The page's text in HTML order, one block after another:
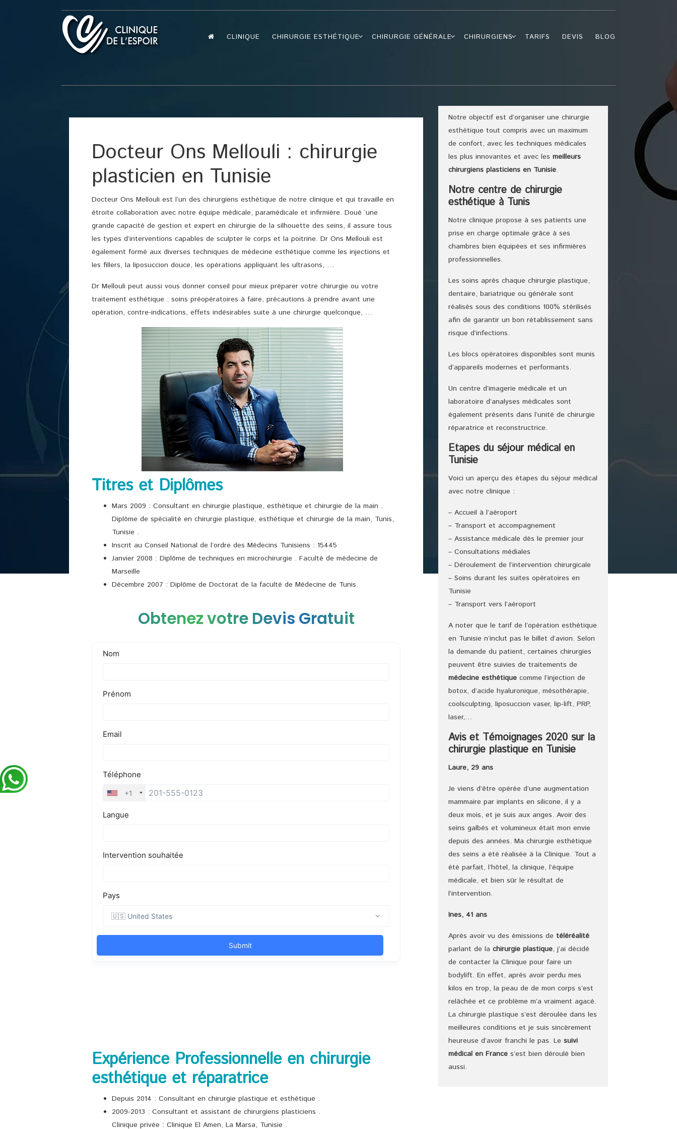
CLINIQUE CHIRURGIE ESTHÉTIQUE CHIRURGIE GÉNÉRALE CHIRURGIENS TARIFS DEVIS BLOG
Docteur Ons Mellouli : chirurgie
plasticien en Tunisie
Docteur Ons Mellouli est l’un des chirurgiens esthétique de notre clinique et qui travaille en
étroite collaboration avec notre équipe médicale, paramédicale et infirmière. Doué ‘une
grande capacité de gestion et expert en chirurgie de la silhouette des seins, il assure tous
les types d’interventions capables de sculpter le corps et la poitrine. Dr Ons Mellouli est
également formé aux diverses techniques de médecine esthétique comme les injections et
les fillers, la liposuccion douce, les opérations appliquant les ultrasons, …
Dr Mellouli peut aussi vous donner conseil pour mieux préparer votre chirurgie ou votre
traitement esthétique : soins préopératoires à faire, précautions à prendre avant une
opération, contre-indications, effets indésirables suite à une chirurgie quelconque, …
Titres et Diplômes
Mars 2009 : Consultant en chirurgie plastique, esthétique et chirurgie de la main .
Diplôme de spécialité en chirurgie plastique, esthétique et chirurgie de la main, Tunis,
Tunisie .
Inscrit au Conseil National de l’ordre des Médecins Tunisiens : 15445
Janvier 2008 : Diplôme de techniques en microchirurgie . Faculté de médecine de
Marseille
Décembre 2007 : Diplôme de Doctorat de la faculté de Médecine de Tunis.
Obtenez votre Devis Gratuit
Expérience Professionnelle en chirurgie
esthétique et réparatrice
Depuis 2014 : Consultant en chirurgie plastique et esthétique .
2009-2013 : Consultant et assistant de chirurgiens plasticiens .
Clinique privée : Clinique El Amen, La Marsa, Tunisie .
Notre objectif est d’organiser une chirurgie
esthétique tout compris avec un maximum
de confort, avec les techniques médicales
les plus innovantes et avec lesmeilleurs
chirurgiens plasticiens en Tunisie.
Notre centre de chirurgie
esthétique à Tunis
Notre clinique propose à ses patients une
prise en charge optimale grâce à ses
chambres bien équipées et ses infirmières
professionnelles.
Les soins après chaque chirurgie plastique,
dentaire, bariatrique ou générale sont
réalisés sous des conditions 100% stérilisés
afin de garantir un bon rétablissement sans
risque d’infections.
Les blocs opératoires disponibles sont munis
d’appareils modernes et performants.
Un centre d’imagerie médicale et un
laboratoire d’analyses médicales sont
également présents dans l’unité de chirurgie
réparatrice et reconstructrice.
Etapes du séjour médical en
Tunisie
Voici un aperçu des étapes du séjour médical
avec notre clinique :
– Accueil à l’aéroport
– Transport et accompagnement
– Assistance médicale dès le premier jour
– Consultations médiales
– Déroulement de l‘intervention chirurgicale
– Soins durant les suites opératoires en
Tunisie
– Transport vers l’aéroport
A noter que le tarif de l’opération esthétique
en Tunisie n’inclut pas le billet d’avion. Selon
la demande du patient, certaines chirurgies
peuvent être suivies de traitements de
médecine esthétique comme l’injection de
botox, d’acide hyaluronique, mésothérapie,
coolsculpting, liposuccion vaser, lip-lift, PRP,
laser,…
Avis et Témoignages 2020 sur la
chirurgie plastique en Tunisie
Laure, 29 ans
Je viens d’être opérée d’une augmentation
mammaire par implants en silicone, il y a
deux mois, et je suis aux anges. Avoir des
seins galbés et volumineux était mon envie
depuis des années. Ma chirurgie esthétique
des seins a été réalisée à la Clinique. Tout a
été parfait, l’hôtel, la clinique, l’équipe
médicale, et bien sûr le résultat de
l’intervention.
Ines, 41 ans
Après avoir vu des émissions detéléréalité
parlant de lachirurgie plastique, j’ai décidé
de contacter la Clinique pour faire un
bodylift. En effet, après avoir perdu mes
kilos en trop, la peau de de mon corps s’est
relâchée et ce problème m’a vraiment agacé.
La chirurgie plastique s’est déroulée dans les
meilleures conditions et je suis sincèrement
heureuse d’avoir franchi le pas. Lesuivi
médical en France s’est bien déroulé bien
aussi.